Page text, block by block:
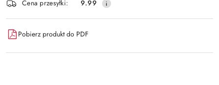
Wyślij
dostawa
Cena przesyłki:
9.99
Pobierz produkt do PDF